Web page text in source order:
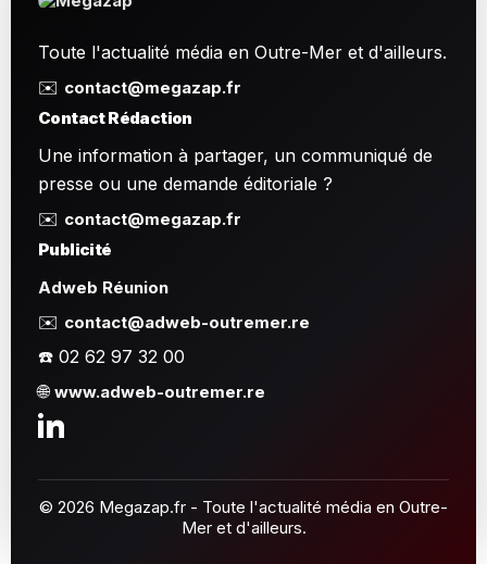
Toute l'actualité média en Outre-Mer et d'ailleurs.
✉️ contact@megazap.fr
Contact Rédaction
Une information à partager, un communiqué de
presse ou une demande éditoriale ?
✉️ contact@megazap.fr
Publicité
Adweb Réunion
✉️ contact@adweb-outremer.re
☎️ 02 62 97 32 00
🌐www.adweb-outremer.re
© 2026 Megazap.fr - Toute l'actualité média en Outre-
Mer et d'ailleurs.